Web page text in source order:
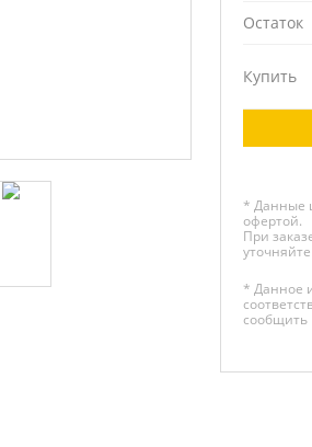
Остаток
Купить
* Данные
офертой.
При
* Данное
сообщить